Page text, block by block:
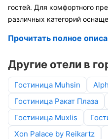
гостей. Для комфортного
различных категорий
Прочитать полное
Другие отели в
Гостиница Muhsin
Гостиница Ракат Плаза
Гостиница Muxlis
Xon Palace by Reikartz